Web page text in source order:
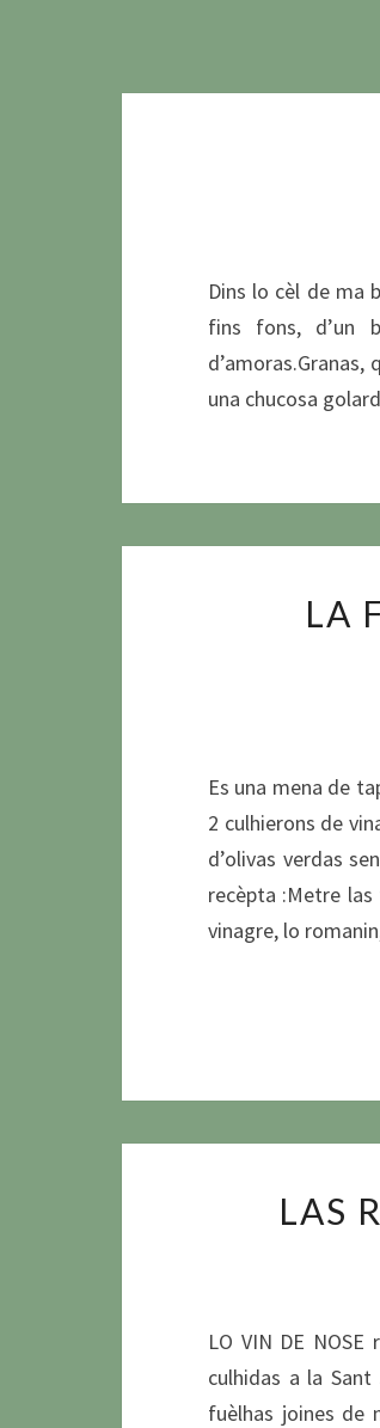
Dins lo cèl de ma
fins fons, d’un
una chucosa
LA
Es una mena de
2 culhierons de
d’olivas verdas
recèpta :Metre
vinagre, lo
LAS
LO VIN DE
culhidas a la
fuèlhas joines de